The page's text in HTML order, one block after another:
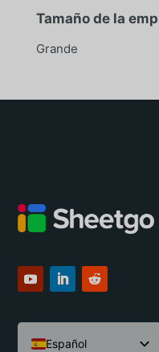
Tamaño de la
Grande
Español